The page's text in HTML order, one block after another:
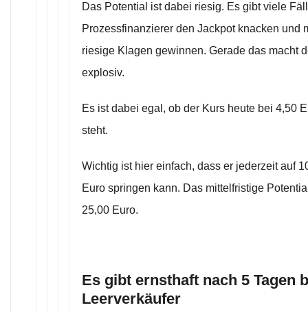
Das Potential ist dabei riesig. Es gibt viele
Prozessfinanzierer den Jackpot knacken und
riesige Klagen gewinnen. Gerade das macht
explosiv.
Es ist dabei egal, ob der Kurs heute bei 4,50
steht.
Wichtig ist hier einfach, dass er jederzeit auf
Euro springen kann. Das mittelfristige
25,00 Euro.
Es gibt ernsthaft nach 5 Tagen
Leerverkäufer